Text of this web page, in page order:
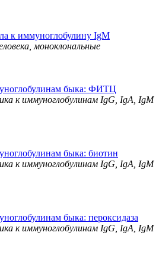
к иммуноглобулину IgM
моноклональные
быка: ФИТЦ
к иммуноглобулинам IgG, IgA, IgM
быка: биотин
к иммуноглобулинам IgG, IgA, IgM
быка: пероксидаза
к иммуноглобулинам IgG, IgA, IgM